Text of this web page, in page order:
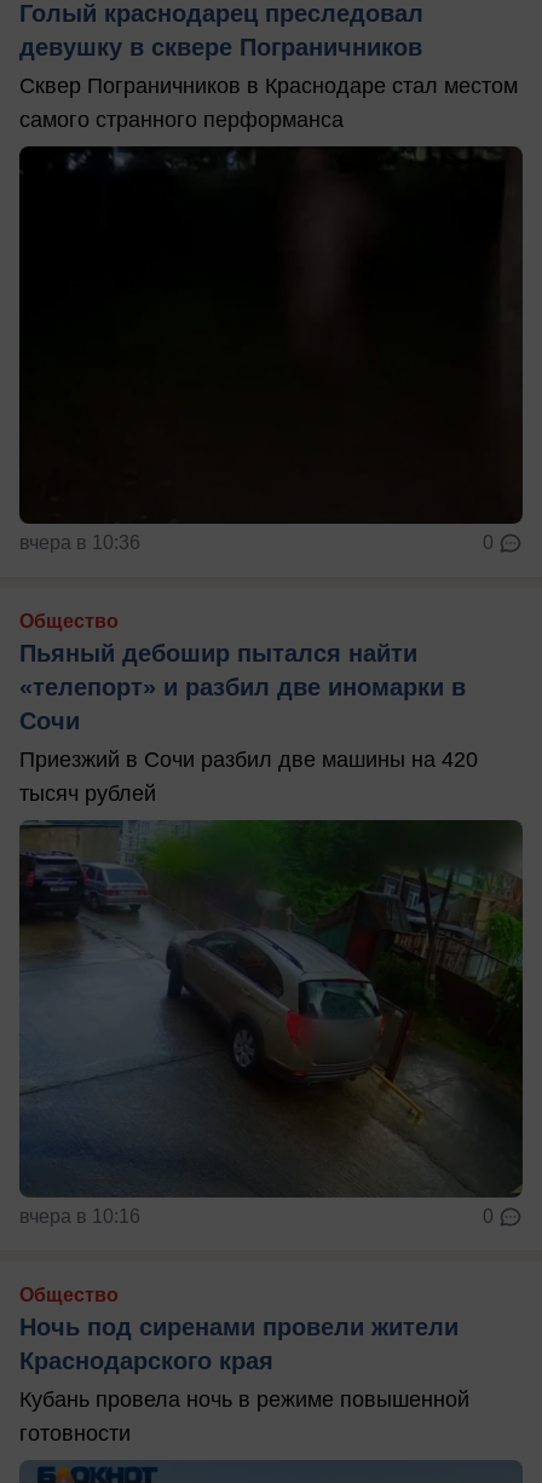
Голый краснодарец преследовал
девушку в сквере Пограничников
Сквер Пограничников в Краснодаре стал местом
самого странного перформанса
вчера в 10:36 0
Общество
Пьяный дебошир пытался найти
«телепорт» и разбил две иномарки в
Сочи
Приезжий в Сочи разбил две машины на 420
тысяч рублей
вчера в 10:16 0
Общество
Ночь под сиренами провели жители
Краснодарского края
Кубань провела ночь в режиме повышенной
готовности